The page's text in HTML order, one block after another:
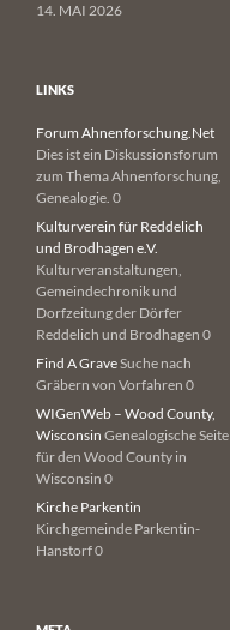
14. MAI 2026
LINKS
Forum Ahnenforschung.Net
Dies ist ein Diskussionsforum
zum Thema Ahnenforschung,
Genealogie. 0
Kulturverein für Reddelich
und Brodhagen e.V.
Kulturveranstaltungen,
Gemeindechronik und
Dorfzeitung der Dörfer
Reddelich und Brodhagen 0
Find A GraveSuche nach
Gräbern von Vorfahren 0
WIGenWeb – Wood County,
Wisconsin Genealogische Seite
für den Wood County in
Wisconsin 0
Kirche Parkentin
Kirchgemeinde Parkentin-
Hanstorf 0